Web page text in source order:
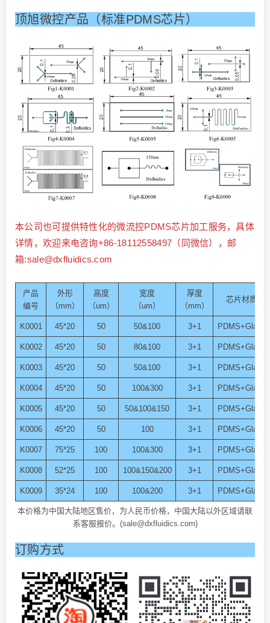
顶旭微控产品（标准PDMS芯片）
本公司也可提供特性化的微流控PDMS芯片加工服务，具体
详情，欢迎来电咨询+86-18112558497（同微信），邮
箱:sale@dxfluidics.com
产品
编号
外形
（mm）
高度
（um）
宽度
（um）
厚度
（mm）
芯片材质
K0001 45*20 50 50&100 3+1 PDMS+Glass
K0002 45*20 50 80&100 3+1 PDMS+Glass
K0003 45*20 50 50&100 3+1 PDMS+Glass
K0004 45*20 50 100&300 3+1 PDMS+Glass
K0005 45*20 50 50&100&150 3+1 PDMS+Glass
K0006 45*20 50 100 3+1 PDMS+Glass
K0007 75*25 100 100&300 3+1 PDMS+Glass
K0008 52*25 100 100&150&200 3+1 PDMS+Glass
K0009 35*24 100 100&200 3+1 PDMS+Glass
本价格为中国大陆地区售价，为人民币价格，中国大陆以外区域请联
系客服报价。(sale@dxfluidics.com)
订购方式